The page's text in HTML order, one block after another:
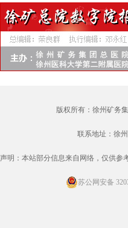
版权所有：徐州矿务
联系地址：徐
声明：本站部分信息来自网络，仅供参
苏公网安备